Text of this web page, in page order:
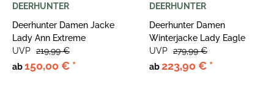
DEERHUNTER
Deerhunter Damen Jacke
Lady Ann Extreme
ab150,00 € *
UVP 219,99 €
DEERHUNTER
Deerhunter Damen
Winterjacke Lady Eagle
ab223,90 € *
UVP 279,99 €